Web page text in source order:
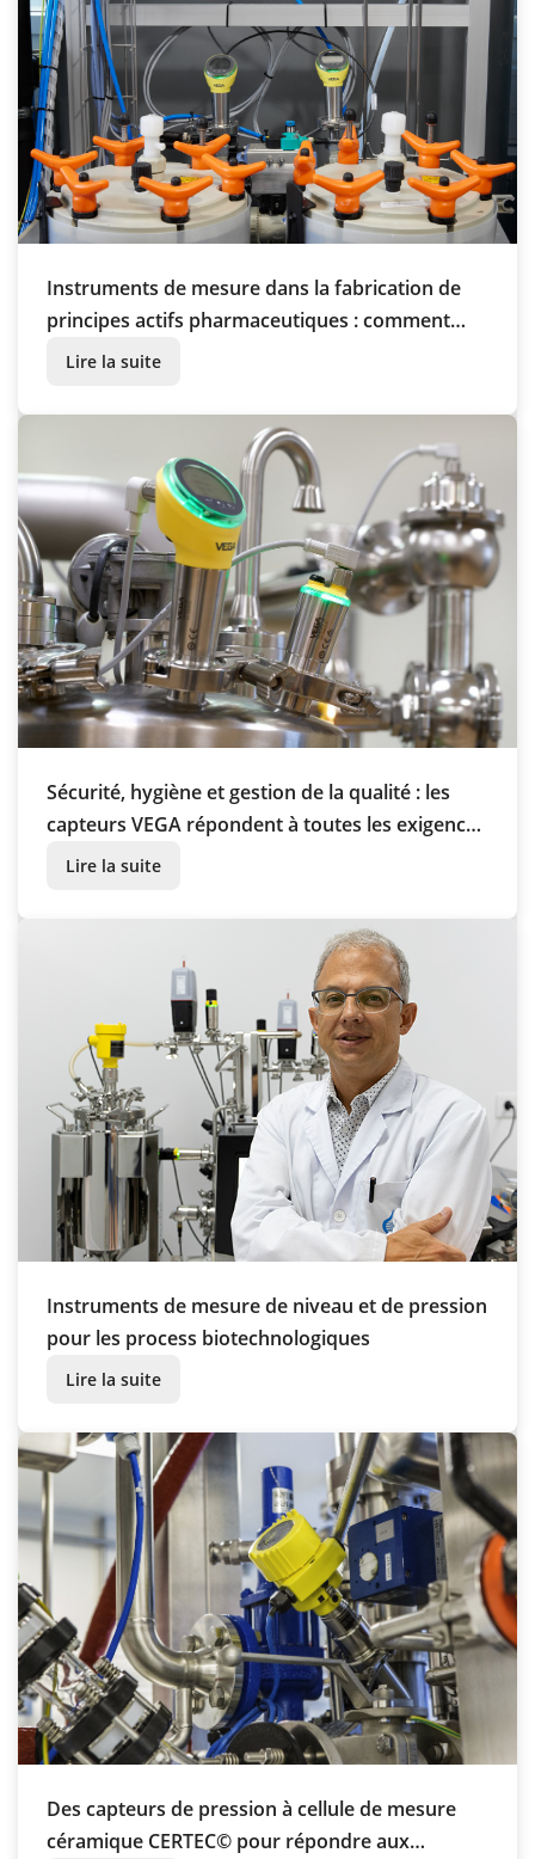
Instruments de mesure dans la fabrication de
principes actifs pharmaceutiques : comment
ChemCon atteint un maximum de précision
Lire la suite
Sécurité, hygiène et gestion de la qualité : les
capteurs VEGA répondent à toutes les exigences
de l'industrie pharmaceutique
Lire la suite
Instruments de mesure de niveau et de pression
pour les process biotechnologiques
Lire la suite
Des capteurs de pression à cellule de mesure
céramique CERTEC© pour répondre aux